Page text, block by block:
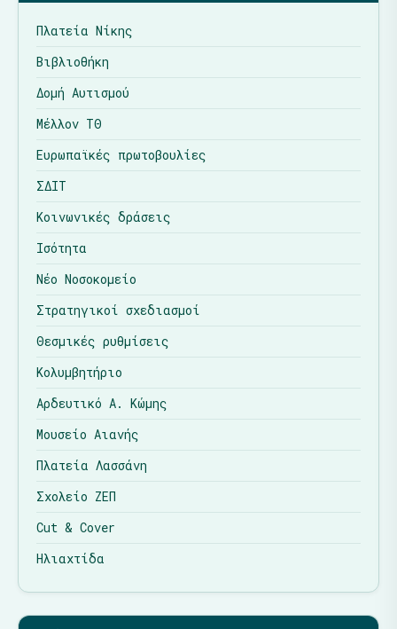
Πλατεία Νίκης
Βιβλιοθήκη
Δομή Αυτισμού
Μέλλον ΤΘ
Ευρωπαϊκές πρωτοβουλίες
ΣΔΙΤ
Κοινωνικές δράσεις
Ισότητα
Νέο Νοσοκομείο
Στρατηγικοί σχεδιασμοί
Θεσμικές ρυθμίσεις
Κολυμβητήριο
Αρδευτικό Α. Κώμης
Μουσείο Αιανής
Πλατεία Λασσάνη
Σχολείο ΖΕΠ
Cut & Cover
Ηλιαχτίδα